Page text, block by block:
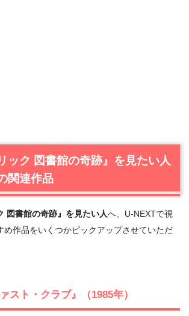
ック 図書館の奇跡』を見たい人
関連作品
図書館の奇跡』を見たい人へ、U-NEXTで視
め作品をいくつかピックアップさせていただ
スト・クラブ』（1985年）